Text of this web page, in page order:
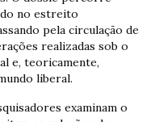
no estreito
pela circulação de
realizadas sob o
e, teoricamente,
liberal.
examinam o